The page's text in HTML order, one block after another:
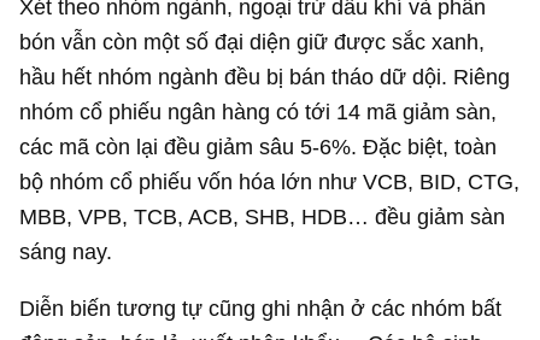
Xét theo nhóm ngành, ngoại trừ dầu khí và phân
bón vẫn còn một số đại diện giữ được sắc xanh,
hầu hết nhóm ngành đều bị bán tháo dữ dội. Riêng
nhóm cổ phiếu ngân hàng có tới 14 mã giảm sàn,
các mã còn lại đều giảm sâu 5-6%. Đặc biệt, toàn
bộ nhóm cổ phiếu vốn hóa lớn như VCB, BID, CTG,
MBB, VPB, TCB, ACB, SHB, HDB… đều giảm sàn
sáng nay.
Diễn biến tương tự cũng ghi nhận ở các nhóm bất